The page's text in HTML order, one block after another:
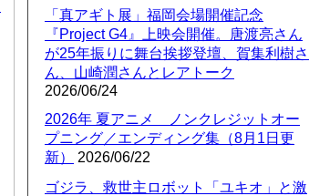
「真アギト展」福岡会場開催記念
『Project G4』上映会開催。唐渡亮さん
が25年振りに舞台挨拶登壇、賀集利樹さ
ん、山崎潤さんとレアトーク
2026/06/24
2026年 夏アニメ ノンクレジットオー
プニング／エンディング集（8月1日更
新）
2026/06/22
ゴジラ、救世主ロボット「ユキオ」と激